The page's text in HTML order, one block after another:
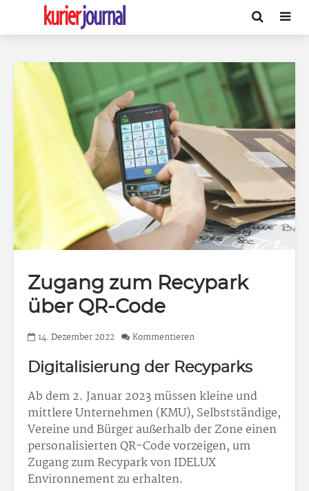
Zugang zum Recypark
über QR-Code
14. Dezember 2022 Kommentieren
Digitalisierung der Recyparks
Ab dem 2. Januar 2023 müssen kleine und
mittlere Unternehmen (KMU), Selbstständige,
Vereine und Bürger außerhalb der Zone einen
personalisierten QR-Code vorzeigen, um
Zugang zum Recypark von IDELUX
Environnement zu erhalten.